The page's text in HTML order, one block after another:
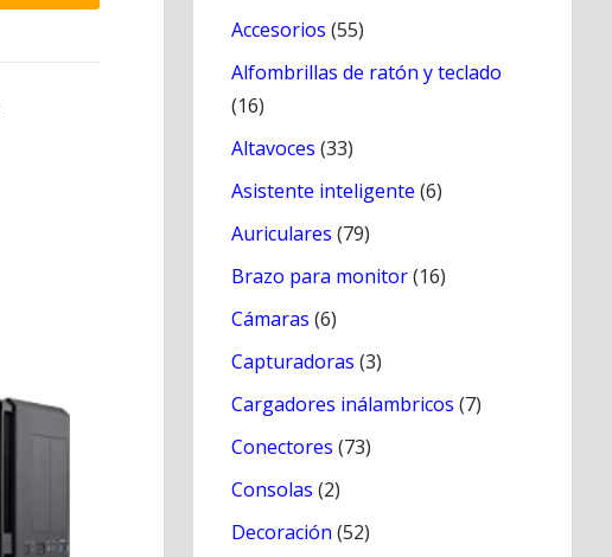
Accesorios (55)
Alfombrillas de ratón y teclado
(16)
Altavoces (33)
Asistente inteligente (6)
Auriculares (79)
Brazo para monitor(16)
Cámaras (6)
Capturadoras (3)
Cargadores inálambricos (7)
Conectores (73)
Consolas (2)
Decoración (52)